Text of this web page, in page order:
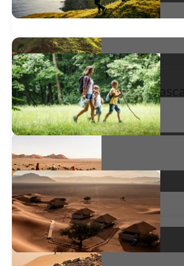
Grand tour de Madagascar
Grand tour du sud de Madagascar
très satisfait*
Le Sud Malgache